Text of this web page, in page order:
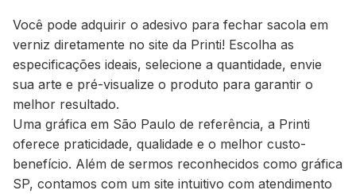
Você pode adquirir o adesivo para fechar sacola em
verniz diretamente no site da Printi! Escolha as
especificações ideais, selecione a quantidade, envie
sua arte e pré-visualize o produto para garantir o
melhor resultado.
Uma gráfica em São Paulo de referência, a Printi
oferece praticidade, qualidade e o melhor custo-
benefício. Além de sermos reconhecidos como gráfica
SP, contamos com um site intuitivo com atendimento